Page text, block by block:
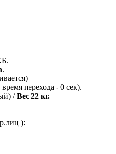
.
перехода - 0 сек).
/Вес 22 кг.
):